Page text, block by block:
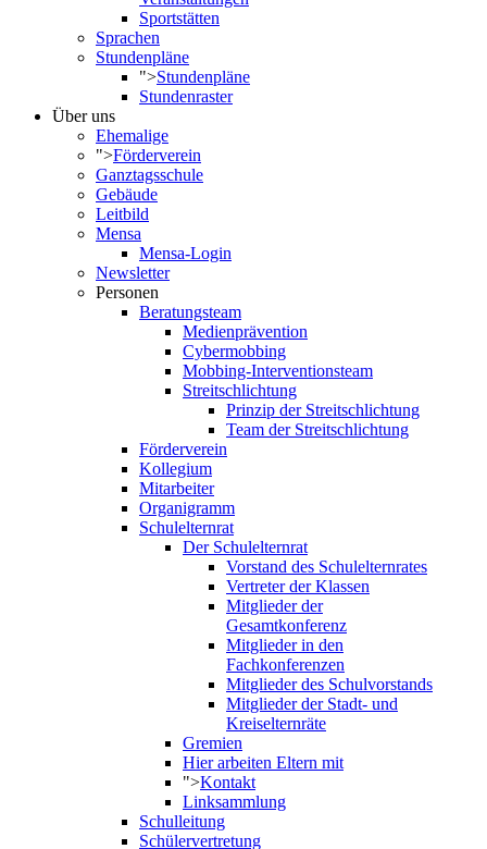
Sportstätten
Sprachen
Stundenpläne
">Stundenpläne
Stundenraster
Über uns
Ehemalige
">Förderverein
Ganztagsschule
Gebäude
Leitbild
Mensa
Mensa-Login
Newsletter
Personen
Beratungsteam
Medienprävention
Cybermobbing
Mobbing-Interventionsteam
Streitschlichtung
Prinzip der Streitschlichtung
Team der Streitschlichtung
Förderverein
Kollegium
Mitarbeiter
Organigramm
Schulelternrat
Der Schulelternrat
Vorstand des Schulelternrates
Vertreter der Klassen
Mitglieder der
Gesamtkonferenz
Mitglieder in den
Fachkonferenzen
Mitglieder des Schulvorstands
Mitglieder der Stadt- und
Kreiselternräte
Gremien
Hier arbeiten Eltern mit
">Kontakt
Linksammlung
Schulleitung
Schülervertretung